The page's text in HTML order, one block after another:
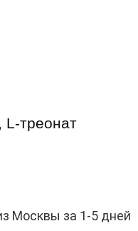
L-треонат
Москвы за 1-5 дней